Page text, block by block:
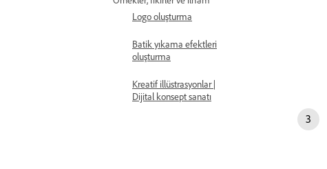
Logo oluşturma
Batik yıkama efektleri
oluşturma
Kreatif illüstrasyonlar |
Dijital konsept sanatı